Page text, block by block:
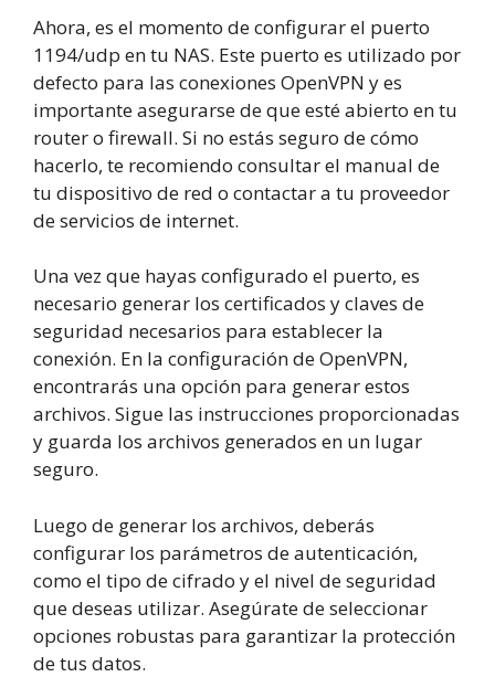
Ahora, es el momento de configurar el puerto
1194/udp en tu NAS. Este puerto es utilizado por
defecto para las conexiones OpenVPN y es
importante asegurarse de que esté abierto en tu
router o firewall. Si no estás seguro de cómo
hacerlo, te recomiendo consultar el manual de
tu dispositivo de red o contactar a tu proveedor
de servicios de internet.
Una vez que hayas configurado el puerto, es
necesario generar los certificados y claves de
seguridad necesarios para establecer la
conexión. En la configuración de OpenVPN,
encontrarás una opción para generar estos
archivos. Sigue las instrucciones proporcionadas
y guarda los archivos generados en un lugar
seguro.
Luego de generar los archivos, deberás
configurar los parámetros de autenticación,
como el tipo de cifrado y el nivel de seguridad
que deseas utilizar. Asegúrate de seleccionar
opciones robustas para garantizar la protección
de tus datos.